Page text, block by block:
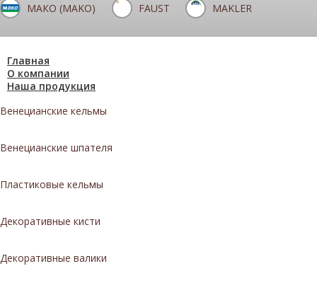
МАКО (MAKO)
FAUST MAKLER
Главная
О компании
Наша продукция
Венецианские кельмы
Венецианские шпателя
Пластиковые кельмы
Декоративные кисти
Декоративные валики